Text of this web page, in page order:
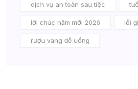
dịch vụ an toàn sau tiệc
lời chúc năm mới 2026 lỗi
rượu vang dễ uống